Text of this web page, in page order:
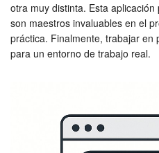
otra muy distinta. Esta
son maestros invaluables en el
práctica. Finalmente, trabajar en
para un entorno de trabajo real.